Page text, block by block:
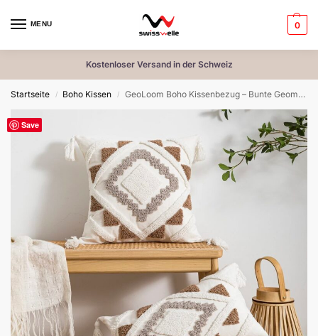
MENU 0
Kostenloser Versand in der Schweiz
Startseite / Boho Kissen / GeoLoom Boho Kissenbezug – Bunte Geometrie, gemütliche Struktur
Save